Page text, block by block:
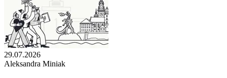
29.07.2026
Aleksandra Miniak